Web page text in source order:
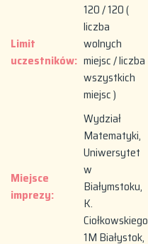
Limit
uczestników:
120 / 120 (
liczba
wolnych
miejsc / liczba
wszystkich
miejsc )
Miejsce
imprezy:
Wydział
Matematyki,
Uniwersytet
w
Białymstoku,
K.
Ciołkowskiego
1M Białystok,